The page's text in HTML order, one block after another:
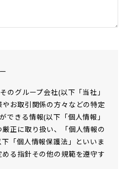
のグループ会社(以下「当社」
お取引関係の方々などの特定
できる情報(以下「個人情報」
正に取り扱い、「個人情報の
「個人情報保護法」といいま
る指針その他の規範を遵守す